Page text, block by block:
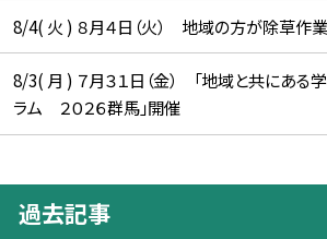
8/4( 火 ) ８月４日（火） 地域の方が除草作業
8/3( 月 ) ７月３１日（金） 「地域と共にある
ラム ２０２６群馬」開催
過去記事